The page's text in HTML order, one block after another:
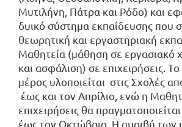
Μυτιλήνη, Πάτρα και Ρόδο) και
δυικό σύστημα εκπαίδευσης που
θεωρητική και εργαστηριακή
Μαθητεία (μάθηση σε εργασιακό
και ασφάλιση) σε επιχειρήσεις.
μέρος υλοποιείται στις Σχολές
έως και τον Απρίλιο, ενώ η
επιχειρήσεις θα
έως τον Οκτώβριο. Η αμοιβή των